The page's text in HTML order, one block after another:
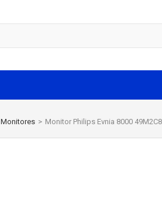
Monitores > Monitor Philips Evnia 8000